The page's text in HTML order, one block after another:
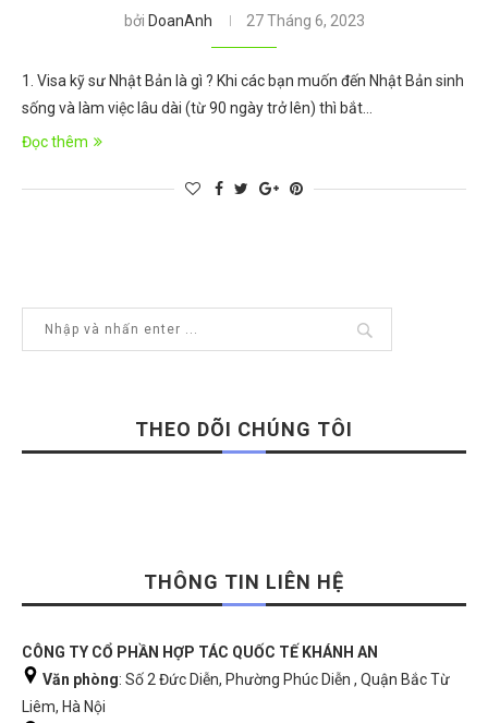
bởi DoanAnh 27 Tháng 6, 2023
1. Visa kỹ sư Nhật Bản là gì ? Khi các bạn muốn đến Nhật Bản sinh
sống và làm việc lâu dài (từ 90 ngày trở lên) thì bắt…
Đọc thêm
THEO DÕI CHÚNG TÔI
THÔNG TIN LIÊN HỆ
CÔNG TY CỔ PHẦN HỢP TÁC QUỐC TẾ KHÁNH AN
Văn phòng: Số 2 Đức Diễn, Phường Phúc Diễn , Quận Bắc Từ
Liêm, Hà Nội